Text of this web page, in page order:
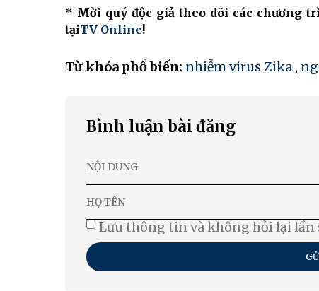
* Mời quý độc giả theo dõi các chương
tạiTV Online!
Từ khóa phổ biến: nhiễm virus Zika ,
Bình luận bài đăng
Lưu thông tin và không hỏi lại lần